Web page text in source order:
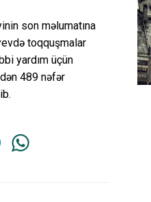
son məlumatına
toqquşmalar
yardım üçün
489 nəfər